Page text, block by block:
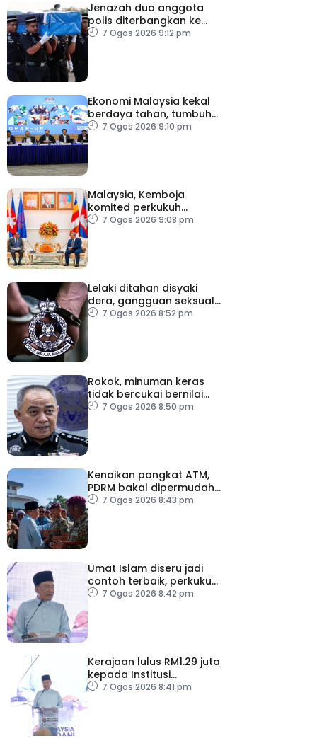
Jenazah dua anggota
polis diterbangkan ke
Kelantan
7 Ogos 2026 9:12 pm
Ekonomi Malaysia kekal
berdaya tahan, tumbuh
5.6 peratus
7 Ogos 2026 9:10 pm
Malaysia, Kemboja
komited perkukuh
kerjasama pertahanan
7 Ogos 2026 9:08 pm
Lelaki ditahan disyaki
dera, gangguan seksual
dua anak kandung
7 Ogos 2026 8:52 pm
Rokok, minuman keras
tidak bercukai bernilai
lebih RM64,000 dirampas
7 Ogos 2026 8:50 pm
Kenaikan pangkat ATM,
PDRM bakal dipermudah,
dipercepat
7 Ogos 2026 8:43 pm
Umat Islam diseru jadi
contoh terbaik, perkukuh
keharmonian
7 Ogos 2026 8:42 pm
Kerajaan lulus RM1.29 juta
kepada Institusi
Pendidikan Islam Melaka
7 Ogos 2026 8:41 pm